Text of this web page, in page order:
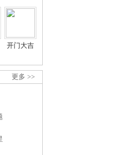
开门大吉
更多 >>